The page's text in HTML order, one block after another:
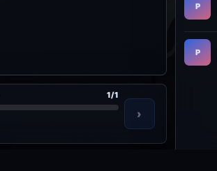
1/1
›
P
P